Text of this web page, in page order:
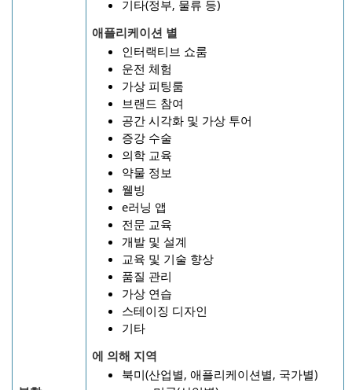
기타(정부, 물류 등)
애플리케이션 별
인터랙티브 쇼룸
운전 체험
가상 피팅룸
브랜드 참여
공간 시각화 및 가상 투어
증강 수술
의학 교육
약물 정보
웰빙
e러닝 앱
전문 교육
개발 및 설계
교육 및 기술 향상
품질 관리
가상 연습
스테이징 디자인
기타
에 의해 지역
북미(산업별, 애플리케이션별, 국가별)